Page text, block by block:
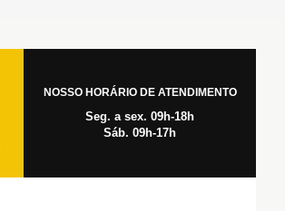
NOSSO HORÁRIO DE ATENDIMENTO
Seg. a sex. 09h-18h
Sáb. 09h-17h